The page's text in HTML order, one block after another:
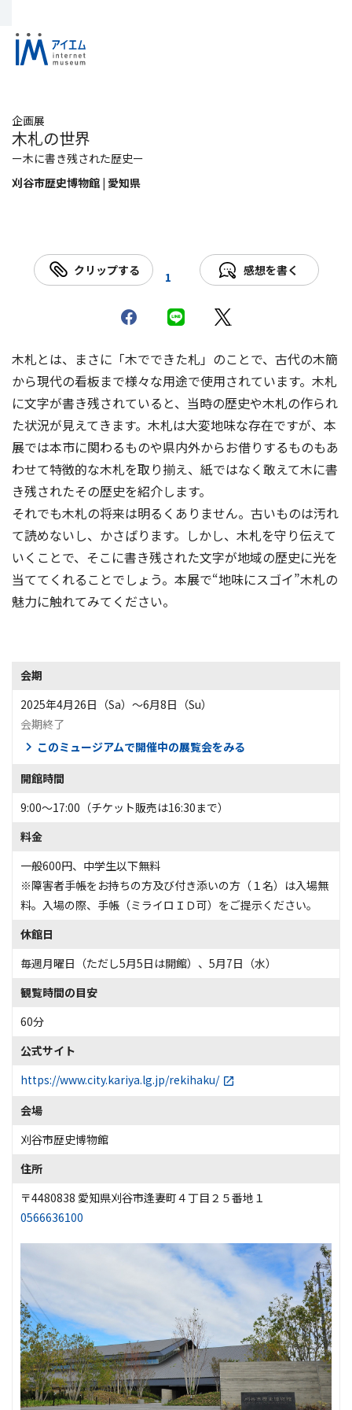
企画展
木札の世界
ー木に書き残された歴史ー
刈谷市歴史博物館 | 愛知県
クリップする 1 感想を書く
木札とは、まさに「木でできた札」のことで、古代の木簡
から現代の看板まで様々な用途で使用されています。木札
に文字が書き残されていると、当時の歴史や木札の作られ
た状況が見えてきます。木札は大変地味な存在ですが、本
展では本市に関わるものや県内外からお借りするものもあ
わせて特徴的な木札を取り揃え、紙ではなく敢えて木に書
き残されたその歴史を紹介します。
それでも木札の将来は明るくありません。古いものは汚れ
て読めないし、かさばります。しかし、木札を守り伝えて
いくことで、そこに書き残された文字が地域の歴史に光を
当ててくれることでしょう。本展で“地味にスゴイ”木札の
魅力に触れてみてください。
会期
2025年4月26日（Sa）〜6月8日（Su）
会期終了
このミュージアムで開催中の展覧会をみる
開館時間
9:00～17:00（チケット販売は16:30まで）
料金
一般600円、中学生以下無料
※障害者手帳をお持ちの方及び付き添いの方（１名）は入場無
料。入場の際、手帳（ミライロＩＤ可）をご提示ください。
休館日
毎週月曜日（ただし5月5日は開館）、5月7日（水）
観覧時間の目安
60分
公式サイト
https://www.city.kariya.lg.jp/rekihaku/
会場
刈谷市歴史博物館
住所
〒4480838 愛知県刈谷市逢妻町４丁目２５番地１
0566636100